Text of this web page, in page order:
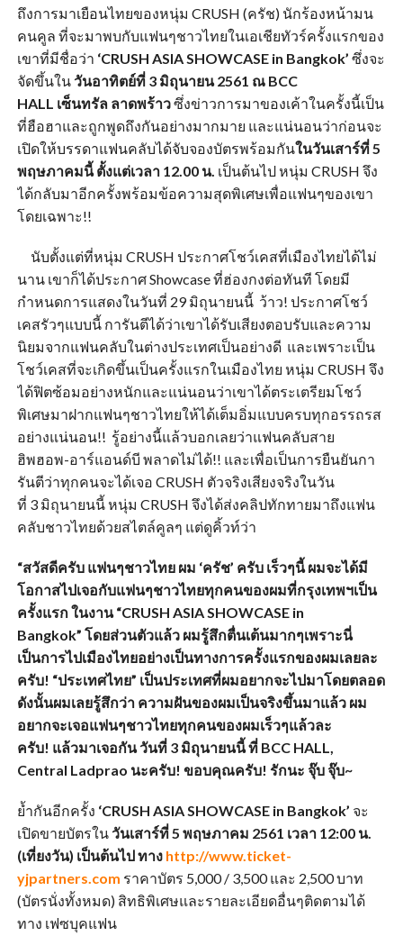
ถึงการมาเยือนไทยของหนุ่ม CRUSH (ครัช) นักร้องหน้ามน
คนคูล ที่จะมาพบกับแฟนๆชาวไทยในเอเชียทัวร์ครั้งแรกของ
เขาที่มีชื่อว่า ‘CRUSH ASIA SHOWCASE in Bangkok’ ซึ่งจะ
จัดขึ้นในวันอาทิตย์ที่ 3 มิถุนายน2561 ณ BCC
HALL เซ็นทรัล ลาดพร้าวซึ่งข่าวการมาของเค้าในครั้งนี้เป็น
ที่ฮือฮาและถูกพูดถึงกันอย่างมากมาย และแน่นอนว่าก่อนจะ
เปิดให้บรรดาแฟนคลับได้จับจองบัตรพร้อมกันในวันเสาร์ที่ 5
พฤษภาคมนี้ ตั้งแต่เวลา 12.00 น. เป็นต้นไป หนุ่ม CRUSH จึง
ได้กลับมาอีกครั้งพร้อมข้อความสุดพิเศษเพื่อแฟนๆของเขา
โดยเฉพาะ!!
นับตั้งแต่ที่หนุ่ม CRUSH ประกาศโชว์เคสที่เมืองไทยได้ไม่
นาน เขาก็ได้ประกาศ Showcase ที่ฮ่องกงต่อทันที โดยมี
กำหนดการแสดงในวันที่ 29 มิถุนายนนี้ ว้าว! ประกาศโชว์
เคสรัวๆแบบนี้ การันตีได้ว่าเขาได้รับเสียงตอบรับและความ
นิยมจากแฟนคลับในต่างประเทศเป็นอย่างดี และเพราะเป็น
โชว์เคสที่จะเกิดขึ้นเป็นครั้งแรกในเมืองไทย หนุ่ม CRUSH จึง
ได้ฟิตซ้อมอย่างหนักและแน่นอนว่าเขาได้ตระเตรียมโชว์
พิเศษมาฝากแฟนๆชาวไทยให้ได้เต็มอิ่มแบบครบทุกอรรถรส
อย่างแน่นอน!! รู้อย่างนี้แล้วบอกเลยว่าแฟนคลับสาย
ฮิพฮอพ-อาร์แอนด์บี พลาดไม่ได้!! และเพื่อเป็นการยืนยันกา
รันตีว่าทุกคนจะได้เจอ CRUSH ตัวจริงเสียงจริงในวัน
ที่ 3 มิถุนายนนี้ หนุ่ม CRUSH จึงได้ส่งคลิปทักทายมาถึงแฟน
คลับชาวไทยด้วยสไตล์คูลๆ แต่ดูคิ้วท์ว่า
“สวัสดีครับ แฟนๆชาวไทย ผม ‘ครัช’ ครับ เร็วๆนี้ ผมจะได้มี
โอกาสไปเจอกับแฟนๆชาวไทยทุกคนของผมที่กรุงเทพฯเป็น
ครั้งแรก ในงาน “CRUSH ASIA SHOWCASE in
Bangkok” โดยส่วนตัวแล้ว ผมรู้สึกตื่นเต้นมากๆเพราะนี่
เป็นการไปเมืองไทยอย่างเป็นทางการครั้งแรกของผมเลยละ
ครับ! “ประเทศไทย” เป็นประเทศที่ผมอยากจะไปมาโดยตลอด
ดังนั้นผมเลยรู้สึกว่า ความฝันของผมเป็นจริงขึ้นมาแล้ว ผม
อยากจะเจอแฟนๆชาวไทยทุกคนของผมเร็วๆแล้วละ
ครับ! แล้วมาเจอกัน วันที่ 3 มิถุนายนนี้ ที่ BCC HALL,
Central Ladprao นะครับ! ขอบคุณครับ! รักนะ จุ๊บ จุ๊บ~
ย้ำกันอีกครั้ง ‘CRUSH ASIA SHOWCASE in Bangkok’ จะ
เปิดขายบัตรในวันเสาร์ที่ 5 พฤษภาคม 2561 เวลา 12:00 น.
(เที่ยงวัน) เป็นต้นไป ทาง http://www.ticket-
yjpartners.com ราคาบัตร 5,000 / 3,500 และ 2,500 บาท
(บัตรนั่งทั้งหมด) สิทธิพิเศษและรายละเอียดอื่นๆติดตามได้
ทาง เฟซบุคแฟน